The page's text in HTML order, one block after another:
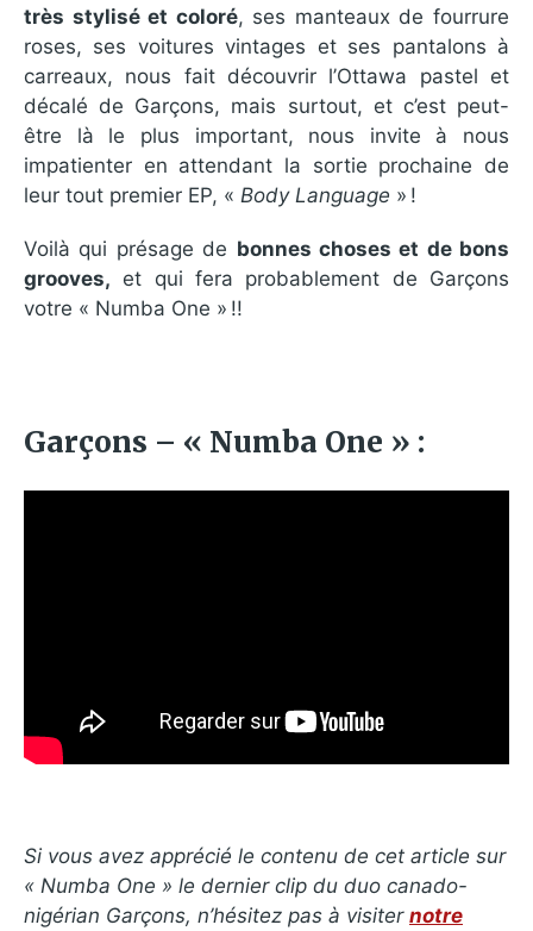
très stylisé et coloré, ses manteaux de fourrure
roses, ses voitures vintages et ses pantalons à
carreaux, nous fait découvrir l’Ottawa pastel et
décalé de Garçons, mais surtout, et c’est peut-
être là le plus important, nous invite à nous
impatienter en attendant la sortie prochaine de
leur tout premier EP, « Body Language » !
Voilà qui présage de bonnes choses et de bons
grooves, et qui fera probablement de Garçons
votre « Numba One » !!
Garçons – « Numba One » :
Si vous avez apprécié le contenu de cet article sur
« Numba One » le dernier clip du duo canado-
nigérian Garçons, n’hésitez pas à visiter notre